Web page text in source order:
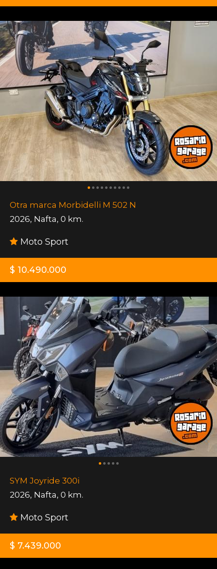
Otra marca Morbidelli M 502 N
2026, Nafta, 0 km.
Moto Sport
$ 10.490.000
SYM Joyride 300i
2026, Nafta, 0 km.
Moto Sport
$ 7.439.000